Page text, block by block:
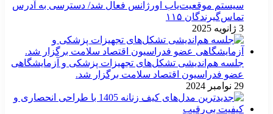
سیستم موقعیت‌یاب اورژانس فعال شد/ دسترسی به آدرس
تماس‌گیرندگان ۱۱۵
3 ژانویه 2025
جلسه هم‌اندیشی تشکل‌های تجهیزات پزشکی و آزمایشگاهی
عضو فدراسیون اقتصاد سلامت برگزار شد.
29 نوامبر 2024